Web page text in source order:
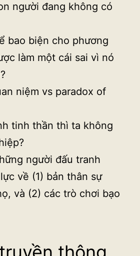
người đang không có
bao biện cho phương
làm một cái sai vì nó
niệm vs paradox of
tinh thần thì ta không
người đấu tranh
về (1) bản thân sự
và (2) các trò chơi bạo